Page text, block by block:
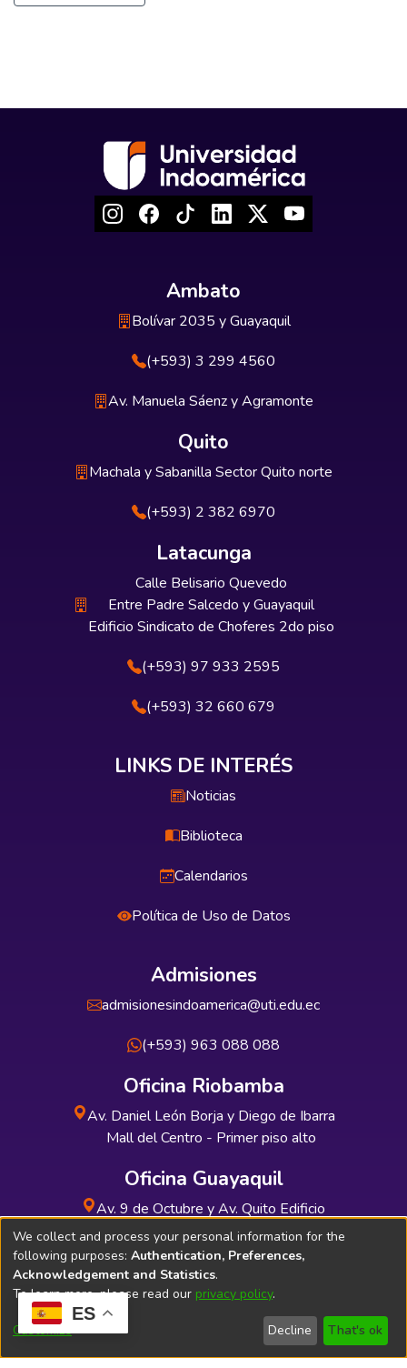
ES
Ambato
Bolívar 2035 y Guayaquil
(+593) 3 299 4560
Av. Manuela Sáenz y Agramonte
Quito
Machala y Sabanilla Sector Quito norte
(+593) 2 382 6970
Latacunga
Calle Belisario Quevedo
Entre Padre Salcedo y Guayaquil
Edificio Sindicato de Choferes 2do piso
(+593) 97 933 2595
(+593) 32 660 679
LINKS DE INTERÉS
Noticias
Biblioteca
Calendarios
Política de Uso de Datos
Admisiones
admisionesindoamerica@uti.edu.ec
(+593) 963 088 088
Oficina Riobamba
Av. Daniel León Borja y Diego de Ibarra
Mall del Centro - Primer piso alto
Oficina Guayaquil
Av. 9 de Octubre y Av. Quito Edificio
INDUAUTO - Planta baja
Soporte Técnico Bibliolatino.com
We collect and process your personal information for the
following purposes: Authentication, Preferences,
Acknowledgement and Statistics.
To learn more, please read our privacy policy.
Customize Decline That's ok